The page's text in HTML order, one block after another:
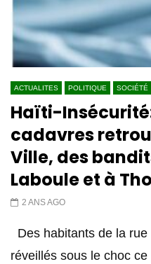
ACTUALITES POLITIQUE SOCIÉTÉ
Haïti-
cadavres
Ville, des
Laboule et à
2 ANS AGO
Des habitants de la
réveillés sous le choc